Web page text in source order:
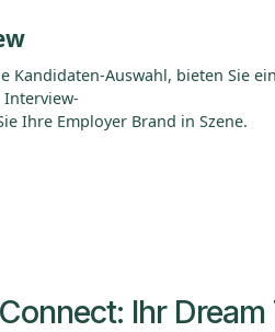
Kandidaten-Auswahl, bieten Sie
Ihre Employer Brand in Szene.
Ihr